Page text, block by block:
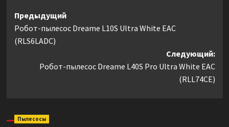
Навигация
записи
Предыдущий
Робот-пылесос Dreame L10S Ultra White EAC
(RLS6LADC)
Следующий:
Робот-пылесос Dreame L40S Pro Ultra White EAC
(RLL74CE)
Пылесосы